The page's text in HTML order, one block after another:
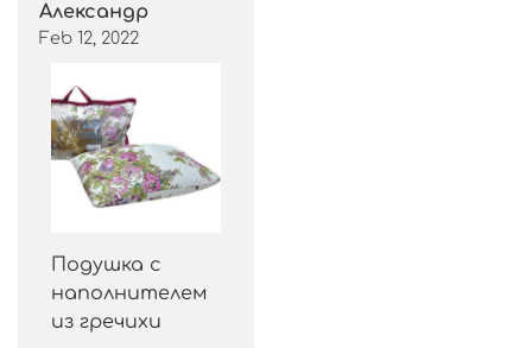
Александр
Feb 12, 2022
Подушка с
наполнителем
из гречихи